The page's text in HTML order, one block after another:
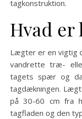
tagkonstruktion.
Hvad
Lægter er en vigtig
vandrette træ-
tagets spær og
tagdækningen.
på 30-60 cm fra
tagfladen og den